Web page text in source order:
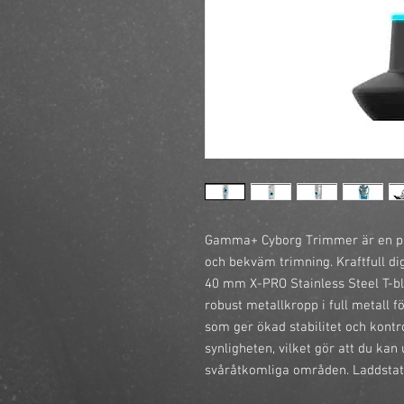
Gamma+ Cyborg Trimmer är en
och bekväm trimning. Kraftfull
40 mm X-PRO Stainless Steel T-
robust metallkropp i full metall
som ger ökad stabilitet och
synligheten, vilket gör att du kan
svåråtkomliga områden.